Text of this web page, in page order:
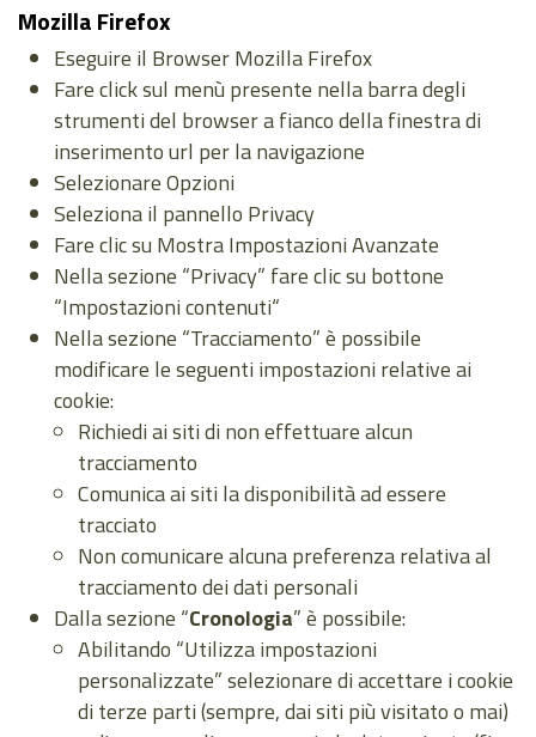
Mozilla Firefox
Eseguire il Browser Mozilla Firefox
Fare click sul menù presente nella barra degli
strumenti del browser a fianco della finestra di
inserimento url per la navigazione
Selezionare Opzioni
Seleziona il pannello Privacy
Fare clic su Mostra Impostazioni Avanzate
Nella sezione “Privacy” fare clic su bottone
“Impostazioni contenuti“
Nella sezione “Tracciamento” è possibile
modificare le seguenti impostazioni relative ai
cookie:
Richiedi ai siti di non effettuare alcun
tracciamento
Comunica ai siti la disponibilità ad essere
tracciato
Non comunicare alcuna preferenza relativa al
tracciamento dei dati personali
Dalla sezione “Cronologia” è possibile:
Abilitando “Utilizza impostazioni
personalizzate” selezionare di accettare i cookie
di terze parti (sempre, dai siti più visitato o mai)